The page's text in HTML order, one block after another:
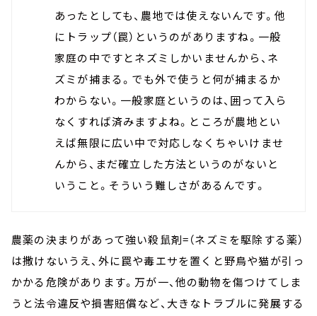
あったとしても、農地では使えないんです。他
にトラップ（罠）というのがありますね。一般
家庭の中ですとネズミしかいませんから、ネ
ズミが捕まる。でも外で使うと何が捕まるか
わからない。一般家庭というのは、囲って入ら
なくすれば済みますよね。ところが農地とい
えば無限に広い中で対応しなくちゃいけませ
んから、まだ確立した方法というのがないと
いうこと。そういう難しさがあるんです。
農薬の決まりがあって強い殺鼠剤=（ネズミを駆除する薬）
は撒けないうえ、外に罠や毒エサを置くと野鳥や猫が引っ
かかる危険があります。万が一、他の動物を傷つけてしま
うと法令違反や損害賠償など、大きなトラブルに発展する